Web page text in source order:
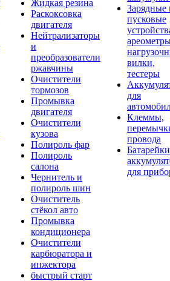
Жидкая резина
Раскоксовка
двигателя
Нейтрализаторы
и
преобразователи
ржавчины
Очистители
тормозов
Промывка
двигателя
Очистители
кузова
Полироль фар
Полироль
салона
Чернитель и
полироль шин
Очиститель
стёкол авто
Промывка
кондиционера
Очистители
карбюратора и
инжектора
быстрый старт
Зарядные
пусковые
вилки,
тестеры
для
Клеммы,
провода
для